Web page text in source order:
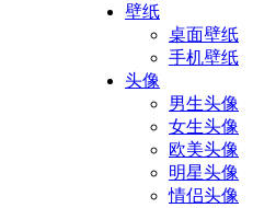
壁纸
桌面壁纸
手机壁纸
头像
男生头像
女生头像
欧美头像
明星头像
情侣头像